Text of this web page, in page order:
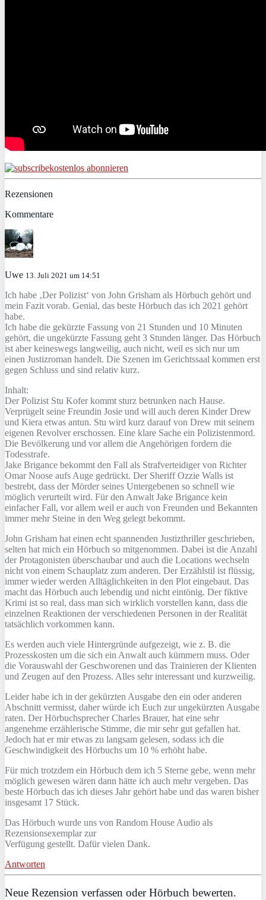
kostenlos abonnieren
Rezensionen
Kommentare
Uwe 13. Juli 2021 um 14:51
Ich habe ‚Der Polizist‘ von John Grisham als Hörbuch gehört und
mein Fazit vorab. Genial, das beste Hörbuch das ich 2021 gehört
habe.
Ich habe die gekürzte Fassung von 21 Stunden und 10 Minuten
gehört, die ungekürzte Fassung geht 3 Stunden länger. Das Hörbuch
ist aber keineswegs langweilig, auch nicht, weil es sich nur um
einen Justizroman handelt. Die Szenen im Gerichtssaal kommen erst
gegen Schluss und sind relativ kurz.
Inhalt:
Der Polizist Stu Kofer kommt sturz betrunken nach Hause.
Verprügelt seine Freundin Josie und will auch deren Kinder Drew
und Kiera etwas antun. Stu wird kurz darauf von Drew mit seinem
eigenen Revolver erschossen. Eine klare Sache ein Polizistenmord.
Die Bevölkerung und vor allem die Angehörigen fordern die
Todesstrafe.
Jake Brigance bekommt den Fall als Strafverteidiger von Richter
Omar Noose aufs Auge gedrückt. Der Sheriff Ozzie Walls ist
bestrebt, dass der Mörder seines Untergebenen so schnell wie
möglich verurteilt wird. Für den Anwalt Jake Brigance kein
einfacher Fall, vor allem weil er auch von Freunden und Bekannten
immer mehr Steine in den Weg gelegt bekommt.
John Grisham hat einen echt spannenden Justizthriller geschrieben,
selten hat mich ein Hörbuch so mitgenommen. Dabei ist die Anzahl
der Protagonisten überschaubar und auch die Locations wechseln
nicht von einem Schauplatz zum anderen. Der Erzählstil ist flüssig,
immer wieder werden Alltäglichkeiten in den Plot eingebaut. Das
macht das Hörbuch auch lebendig und nicht eintönig. Der fiktive
Krimi ist so real, dass man sich wirklich vorstellen kann, dass die
einzelnen Reaktionen der verschiedenen Personen in der Realität
tatsächlich vorkommen kann.
Es werden auch viele Hintergründe aufgezeigt, wie z. B. die
Prozesskosten um die sich ein Anwalt auch kümmern muss. Oder
die Vorauswahl der Geschworenen und das Trainieren der Klienten
und Zeugen auf den Prozess. Alles sehr interessant und kurzweilig.
Leider habe ich in der gekürzten Ausgabe den ein oder anderen
Abschnitt vermisst, daher würde ich Euch zur ungekürzten Ausgabe
raten. Der Hörbuchsprecher Charles Brauer, hat eine sehr
angenehme erzählerische Stimme, die mir sehr gut gefallen hat.
Jedoch hat er mir etwas zu langsam gelesen, sodass ich die
Geschwindigkeit des Hörbuchs um 10 % erhöht habe.
Für mich trotzdem ein Hörbuch dem ich 5 Sterne gebe, wenn mehr
möglich gewesen wären dann hätte ich auch mehr vergeben. Das
beste Hörbuch das ich dieses Jahr gehört habe und das waren bisher
insgesamt 17 Stück.
Das Hörbuch wurde uns von Random House Audio als
Rezensionsexemplar zur
Verfügung gestellt. Dafür vielen Dank.
Antworten
Neue Rezension verfassen oder Hörbuch bewerten.